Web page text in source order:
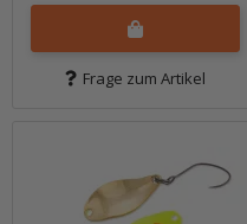
Frage zum Artikel